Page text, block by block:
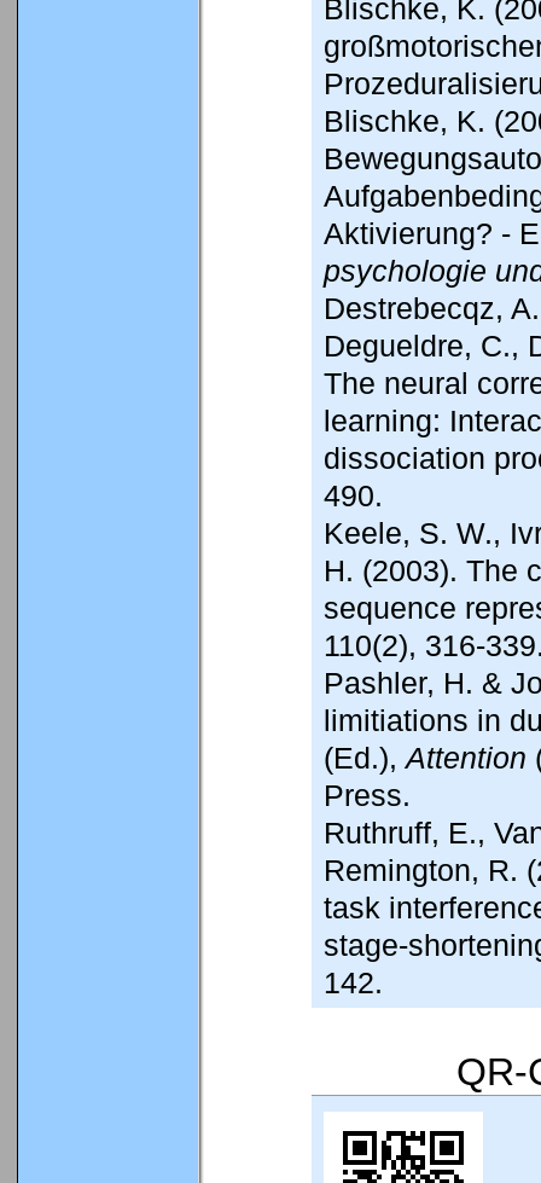
Blischke, K.
Blischke, K.
Aktivierung? -
psychologie
Destrebecqz,
Degueldre, C.,
The neural
learning:
dissociation
490.
Keele, S. W.,
H. (2003). The
sequence
110(2), 316-
Pashler, H. &
limitiations in
(Ed.),Attention
Press.
Ruthruff, E.,
Remington, R.
task
stage-
142.
QR-